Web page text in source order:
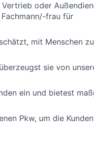
oder
frau für
mit Menschen
sie von
ein und bietest
Pkw, um die